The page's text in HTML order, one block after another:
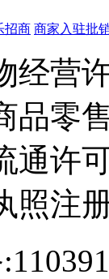
招商 商家入驻批
经营
品零
通许
照注